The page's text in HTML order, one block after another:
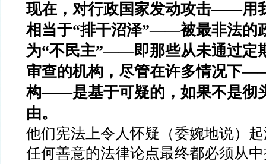
现在，对行政国家发动攻击——用
相当于“排干沼泽”——被最非法的
为“不民主”——即那些从未通过定
审查的机构，尽管在许多情况下
构——是基于可疑的，如果不是彻
由。
他们宪法上令人怀疑（委婉地说）
任何善意的法律论点最终都必须从